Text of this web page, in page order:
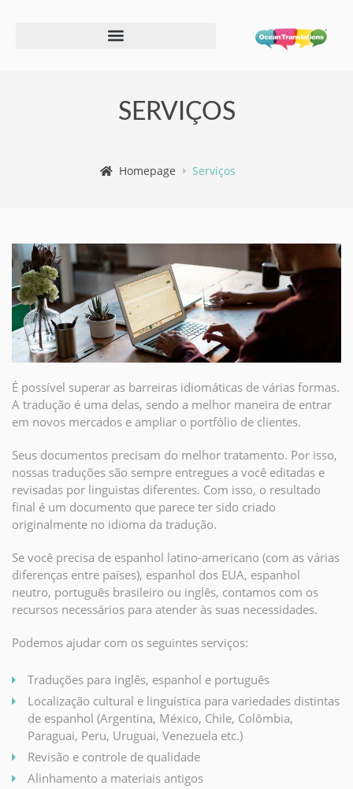
SERVIÇOS
Homepage Serviços
É possível superar as barreiras idiomáticas de várias formas.
A tradução é uma delas, sendo a melhor maneira de entrar
em novos mercados e ampliar o portfólio de clientes.
Seus documentos precisam do melhor tratamento. Por isso,
nossas traduções são sempre entregues a você editadas e
revisadas por linguistas diferentes. Com isso, o resultado
final é um documento que parece ter sido criado
originalmente no idioma da tradução.
Se você precisa de espanhol latino-americano (com as várias
diferenças entre países), espanhol dos EUA, espanhol
neutro, português brasileiro ou inglês, contamos com os
recursos necessários para atender às suas necessidades.
Podemos ajudar com os seguintes serviços:
Traduções para inglês, espanhol e português
Localização cultural e linguística para variedades distintas
de espanhol (Argentina, México, Chile, Colômbia,
Paraguai, Peru, Uruguai, Venezuela etc.)
Revisão e controle de qualidade
Alinhamento a materiais antigos